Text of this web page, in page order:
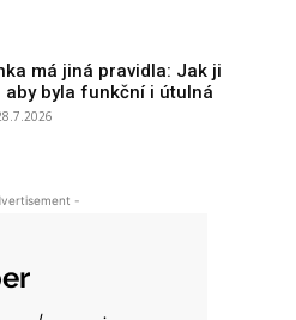
má jiná pravidla: Jak ji
aby byla funkční i útulná
-